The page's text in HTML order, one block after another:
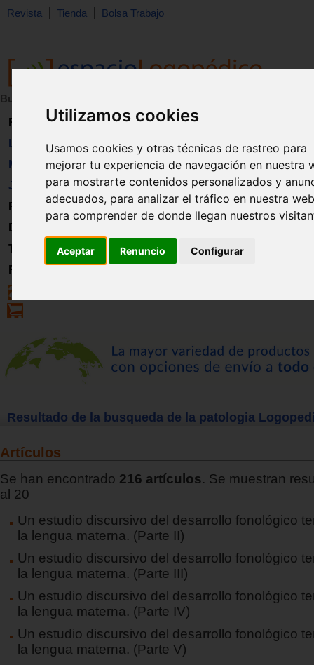
Utilizamos cookies
Usamos cookies y otras técnicas de rastreo para
mejorar tu experiencia de navegación en nuestra
para mostrarte contenidos personalizados y
adecuados, para analizar el tráfico en nuestra
para comprender de donde llegan nuestros
Aceptar Renuncio Configurar
Revista Tienda Bolsa Trabajo
Buscar:
Revista
Libros
Material
Juguetes
Formación
Directorio
Trabajo
Registro
Resultado de la busqueda de la patologia
Artículos
Se han encontrado 216 artículos. Se muestran
al 20
Un estudio discursivo del desarrollo fonológico
la lengua materna. (Parte II)
Un estudio discursivo del desarrollo fonológico
la lengua materna. (Parte III)
Un estudio discursivo del desarrollo fonológico
la lengua materna. (Parte IV)
Un estudio discursivo del desarrollo fonológico
la lengua materna. (Parte V)